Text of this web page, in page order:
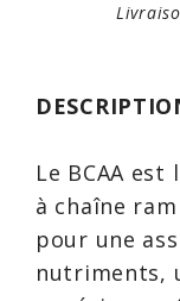
Le BCAA
à chaîne
pour une
nutriments,